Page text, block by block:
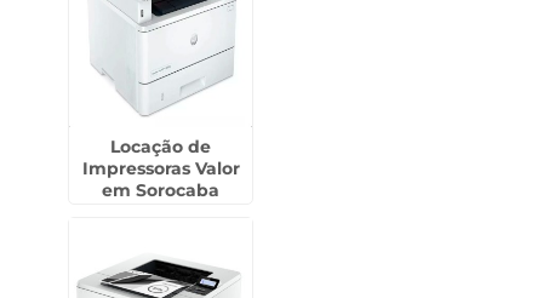
Locação de
Impressoras Valor
em Sorocaba